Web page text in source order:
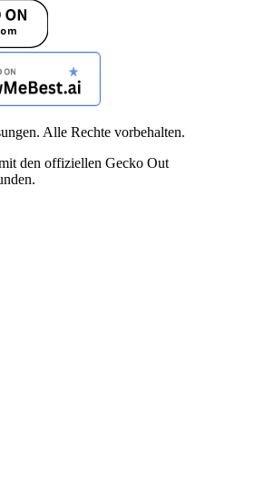
Alle Rechte vorbehalten.
den offiziellen Gecko Out